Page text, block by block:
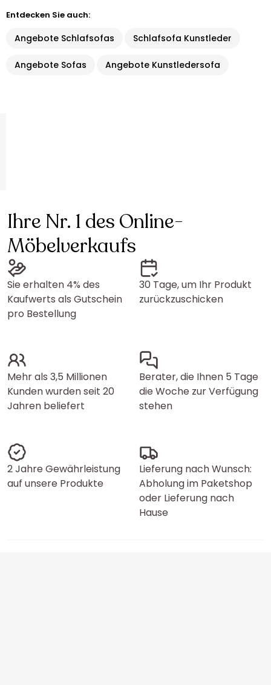
Entdecken Sie auch:
Angebote Schlafsofas Schlafsofa Kunstleder
Angebote Sofas Angebote Kunstledersofa
Ihre Nr. 1 des Online-
Möbelverkaufs
Sie erhalten 4% des
Kaufwerts als Gutschein
pro Bestellung
30 Tage, um Ihr Produkt
zurückzuschicken
Mehr als 3,5 Millionen
Kunden wurden seit 20
Jahren beliefert
Berater, die Ihnen 5 Tage
die Woche zur Verfügung
stehen
2 Jahre Gewährleistung
auf unsere Produkte
Lieferung nach Wunsch:
Abholung im Paketshop
oder Lieferung nach
Hause